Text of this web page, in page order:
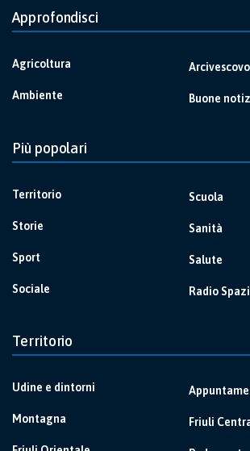
Approfondisci
Agricoltura
Ambiente
Arcivescovo
Buone
Più popolari
Territorio
Storie
Sport
Sociale
Scuola
Sanità
Salute
Radio
Territorio
Udine e dintorni
Montagna Friuli